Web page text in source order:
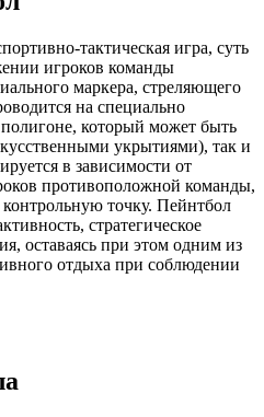
тактическая игра, суть
игроков команды
маркера, стреляющего
на специально
который может быть
укрытиями), так и
в зависимости от
противоположной команды,
контрольную точку. Пейнтбол
стратегическое
оставаясь при этом одним из
отдыха при соблюдении